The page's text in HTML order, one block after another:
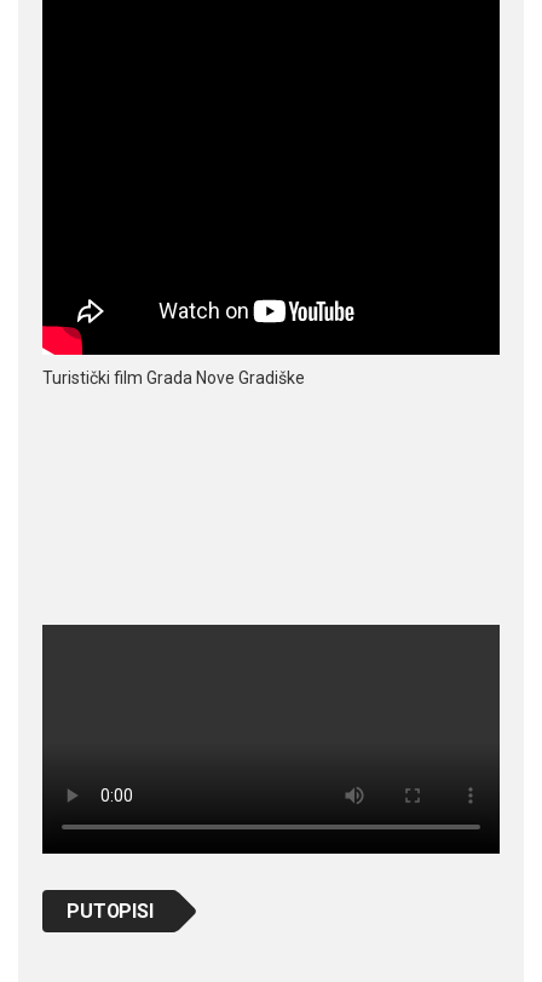
Turistički film Grada Nove Gradiške
PUTOPISI